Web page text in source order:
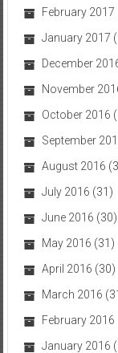
February 2017
January 2017
December
November
October 2016
September
August 2016
July 2016 (31)
June 2016 (30)
May 2016 (31)
April 2016 (30)
March 2016
February 2016
January 2016